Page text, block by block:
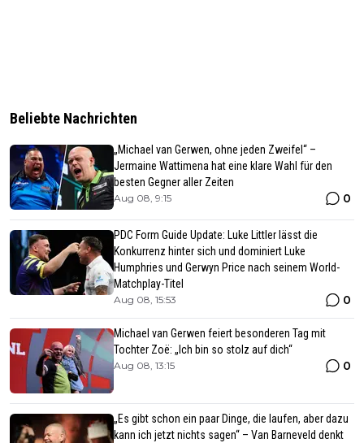
Beliebte Nachrichten
„Michael van Gerwen, ohne jeden Zweifel“ –
Jermaine Wattimena hat eine klare Wahl für den
besten Gegner aller Zeiten
Aug 08, 9:15 0
PDC Form Guide Update: Luke Littler lässt die
Konkurrenz hinter sich und dominiert Luke
Humphries und Gerwyn Price nach seinem World-
Matchplay-Titel
Aug 08, 15:53 0
Michael van Gerwen feiert besonderen Tag mit
Tochter Zoë: „Ich bin so stolz auf dich“
Aug 08, 13:15 0
„Es gibt schon ein paar Dinge, die laufen, aber dazu
kann ich jetzt nichts sagen“ – Van Barneveld denkt